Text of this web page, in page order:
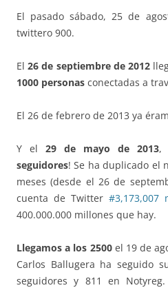
El pasado sábado, 25 de
twittero 900.
El26 de septiembre de 2012
1000 personas conectadas a
El 26 de febrero de 2013 ya
Y el 29 de mayo de 2013,
seguidores! Se ha duplicado el
meses (desde el 26 de
cuenta de Twitter #3,173,007
400.000.000 millones que hay.
Llegamos a los 2500 el 19 de
Carlos Ballugera ha seguido
seguidores y 811 en